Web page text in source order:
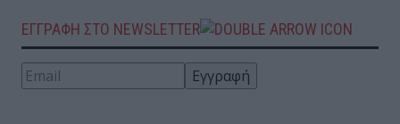
ΕΓΓΡΑΦΗ ΣΤΟ NEWSLETTER